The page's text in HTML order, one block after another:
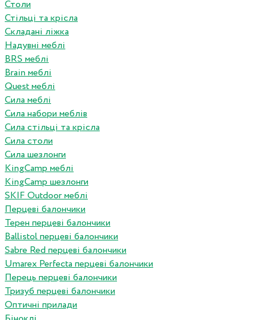
Столи
Стільці та крісла
Складані ліжка
Надувні меблі
BRS меблі
Brain меблі
Quest меблі
Сила меблі
Сила набори меблів
Сила стільці та крісла
Сила столи
Сила шезлонги
KingCamp меблі
KingCamp шезлонги
SKIF Outdoor меблі
Перцеві балончики
Терен перцеві балончики
Ballistol перцеві балончики
Sabre Red перцеві балончики
Umarex Perfecta перцеві балончики
Перець перцеві балончики
Тризуб перцеві балончики
Оптичні прилади